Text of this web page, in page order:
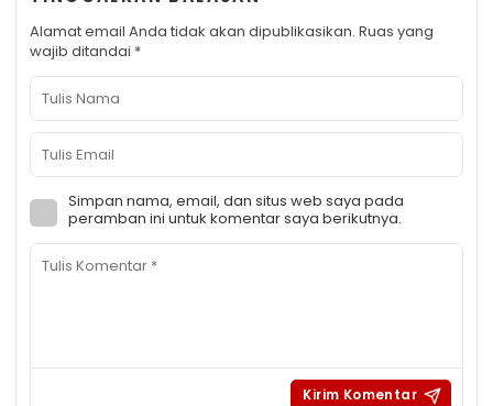
Alamat email Anda tidak akan dipublikasikan. Ruas yang
wajib ditandai *
Simpan nama, email, dan situs web saya pada
peramban ini untuk komentar saya berikutnya.